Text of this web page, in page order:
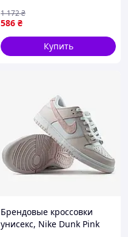
повседневной носки
586 ₴
1 172₴
Купить
Брендовые кроссовки
унисекс, Nike Dunk Pink